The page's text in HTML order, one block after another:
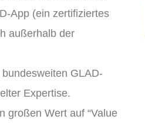
App (ein zertifiziertes
außerhalb der
bundesweiten GLAD-
Expertise.
großen Wert auf “Value